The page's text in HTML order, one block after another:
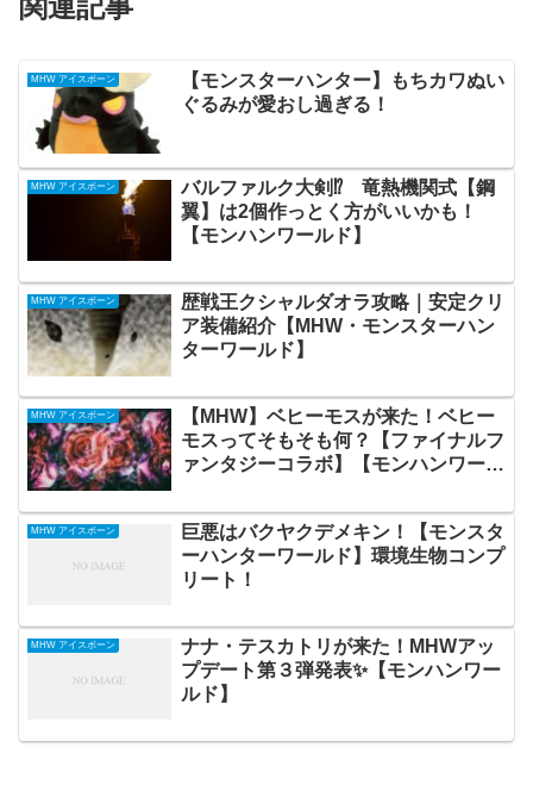
MHW アイスボーン
【モンスターハンター】もちカワぬい
ぐるみが愛おし過ぎる！
MHW アイスボーン
バルファルク大剣⁉ 竜熱機関式【鋼
翼】は2個作っとく方がいいかも！
【モンハンワールド】
MHW アイスボーン
歴戦王クシャルダオラ攻略｜安定クリ
ア装備紹介【MHW・モンスターハン
ターワールド】
MHW アイスボーン
【MHW】ベヒーモスが来た！ベヒー
モスってそもそも何？【ファイナルフ
ァンタジーコラボ】【モンハンワール
MHW アイスボーン
巨悪はバクヤクデメキン！【モンスタ
ーハンターワールド】環境生物コンプ
リート！
MHW アイスボーン
ナナ・テスカトリが来た！MHWアッ
プデート第３弾発表✨【モンハンワー
ルド】